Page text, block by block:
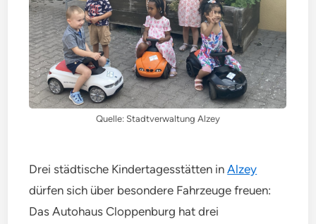
Quelle: Stadtverwaltung Alzey
Drei städtische Kindertagesstätten inAlzey
dürfen sich über besondere Fahrzeuge freuen:
Das Autohaus Cloppenburg hat drei